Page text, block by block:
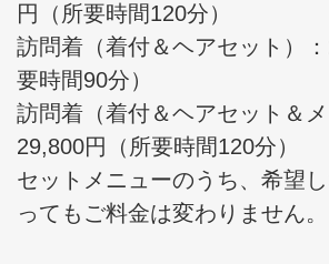
円（所要時間120分）
訪問着（着付＆ヘアセット）
要時間90分）
訪問着（着付＆ヘアセット＆メ
29,800円（所要時間120分）
セットメニューのうち、希望
ってもご料金は変わりません。